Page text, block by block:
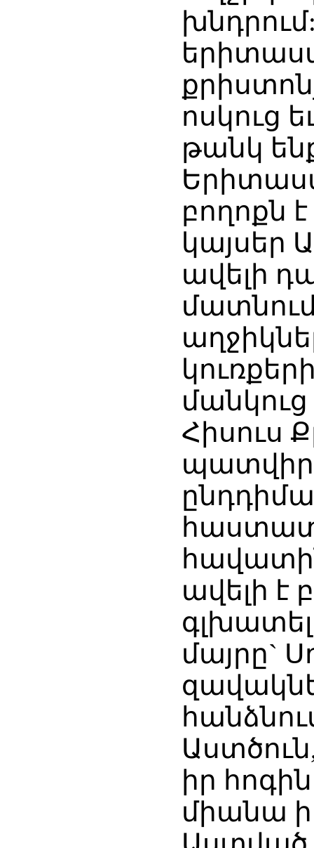
ոսկուց
թանկ
բողոքն
կայսեր
ավելի
Հիսուս
հաստատ
ավելի է
մայրը`
իր
միանա